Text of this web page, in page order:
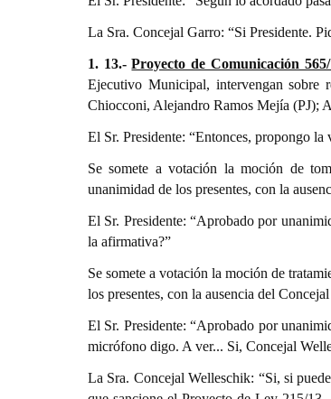
La Sra. Concejal Garro: “Si Presidente.
1. 13.-Proyecto de Comunicación
Ejecutivo Municipal, intervengan sobre
Chiocconi, Alejandro Ramos Mejía (PJ);
El Sr. Presidente: “Entonces, propongo
Se somete a votación la moción de
unanimidad de los presentes, con la
El Sr. Presidente: “Aprobado por
la afirmativa?”
Se somete a votación la moción de
los presentes, con la ausencia del
El Sr. Presidente: “Aprobado por
micrófono digo. A ver... Si, Concejal
La Sra. Concejal Welleschik: “Si, si